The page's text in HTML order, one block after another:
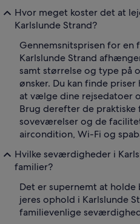
Hvor meget koster det at
Karlslunde Strand?
Gennemsnitsprisen for
Karlslunde Strand
samt størrelse og type på
ønsker. Du kan finde
at vælge dine rejsedatoer
Brug derefter de
soveværelser og de
aircondition, Wi-Fi og
Hvilke seværdigheder i
familier?
Det er supernemt at
jeres ophold i Karlslunde
familievenlige